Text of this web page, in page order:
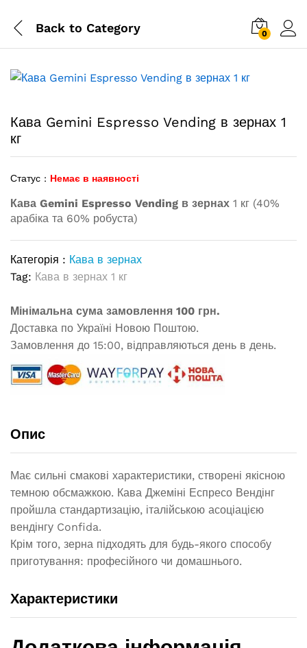
Back to Category 0
Кава Gemini Espresso Vending в зернах 1
кг
Статус : Немає в наявності
Кава Gemini Espresso Vending в зернах 1 кг (40%
арабіка та 60% робуста)
Категорія : Кава в зернах
Tag: Кава в зернах 1 кг
Мінімальна сума замовлення 100 грн.
Доставка по Україні Новою Поштою.
Замовлення до 15:00, відправляються день в день.
Опис
Має сильні смакові характеристики, створені якісною
темною обсмажкою. Кава Джеміні Еспресо Вендінг
пройшла стандартизацію, італійською асоціацією
вендінгу Confida.
Крім того, зерна підходять для будь-якого способу
приготування: професійного чи домашнього.
Характеристики